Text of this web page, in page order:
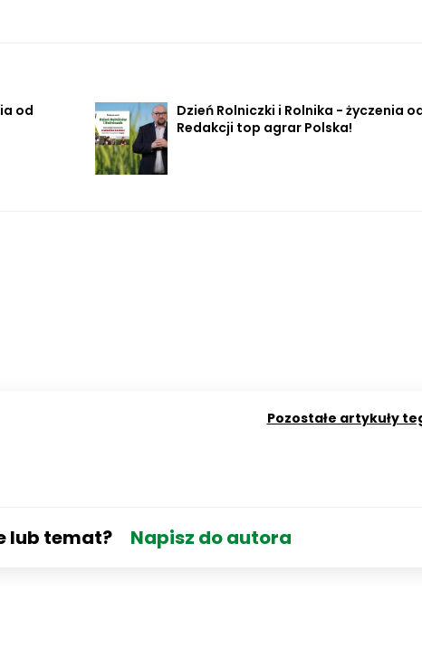
od
Dzień Rolniczki i Rolnika - życzenia
Redakcji top agrar Polska!
Pozostałe artykuły
lub temat? Napisz do autora